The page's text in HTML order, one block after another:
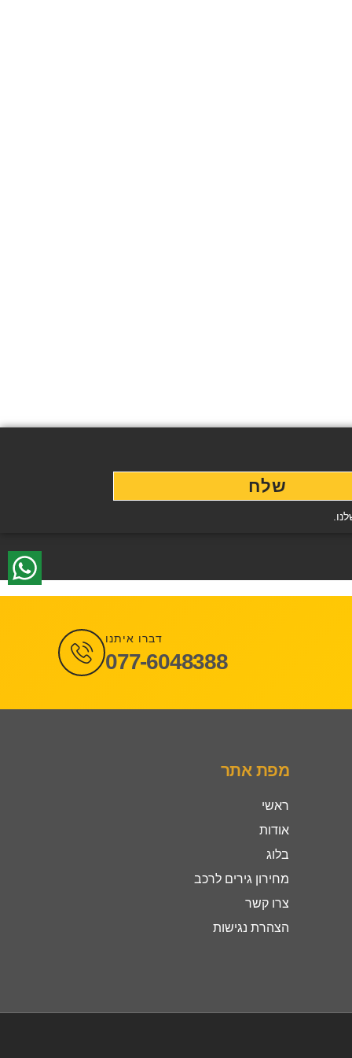
שלח
דברו איתנו
077-6048388
מפת אתר
ראשי
אודות
בלוג
מחירון גירים לרכב
צרו קשר
הצהרת נגישות